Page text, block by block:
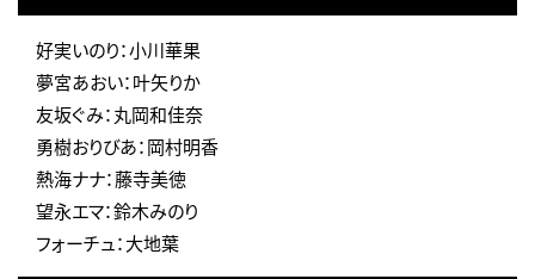
好実いのり：小川華果
夢宮あおい：叶矢りか
友坂ぐみ：丸岡和佳奈
勇樹おりびあ：岡村明香
熱海ナナ：藤寺美徳
望永エマ：鈴木みのり
フォーチュ：大地葉